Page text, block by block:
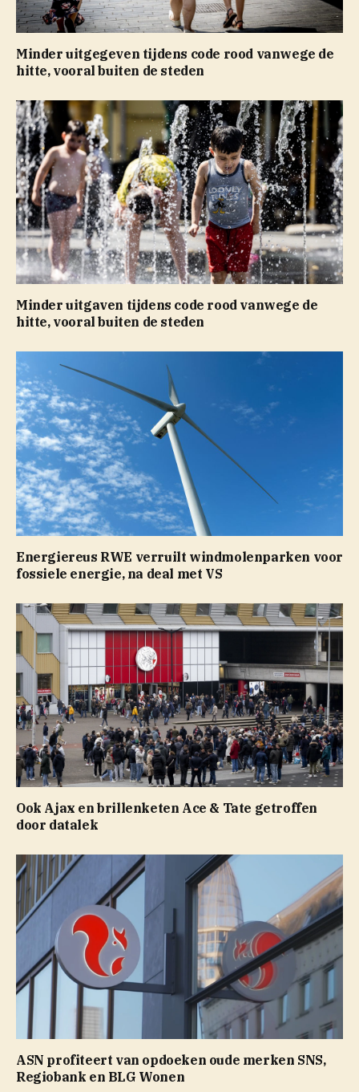
Minder uitgegeven tijdens code rood vanwege de
hitte, vooral buiten de steden
Minder uitgaven tijdens code rood vanwege de
hitte, vooral buiten de steden
Energiereus RWE verruilt windmolenparken voor
fossiele energie, na deal met VS
Ook Ajax en brillenketen Ace & Tate getroffen
door datalek
ASN profiteert van opdoeken oude merken SNS,
Regiobank en BLG Wonen